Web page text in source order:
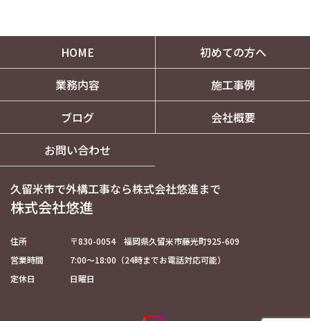
HOME
初めての方へ
業務内容
施工事例
ブログ
会社概要
お問い合わせ
久留米市で外構工事なら株式会社悠進まで
株式会社悠進
住所
〒830-0054 福岡県久留米市藤光町925-609
営業時間
7:00～18:00（24時までお電話対応可能）
定休日
日曜日